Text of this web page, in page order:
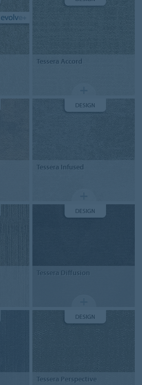
Tessera Accord
Tessera Infused
Tessera Diffusion
Tessera Perspective